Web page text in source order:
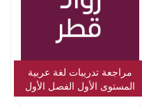
مراجعة تدريبات لغة عربية
المستوى الأول الفصل الأول